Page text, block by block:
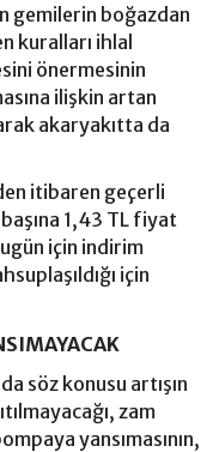
gemilerin boğazdan
kuralları ihlal
önermesinin
ilişkin artan
akaryakıtta da
itibaren geçerli
1,43 TL fiyat
için indirim
için
söz konusu artışın
zam
yansımasının,